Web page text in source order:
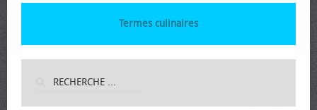
Termes culinaires